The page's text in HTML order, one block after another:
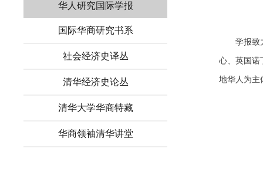
华人研究国际学报
国际华商研究书系
社会经济史译丛
清华经济史论丛
清华大学华商特藏
华商领袖清华讲堂
学报致
心、英国诺
地华人为主